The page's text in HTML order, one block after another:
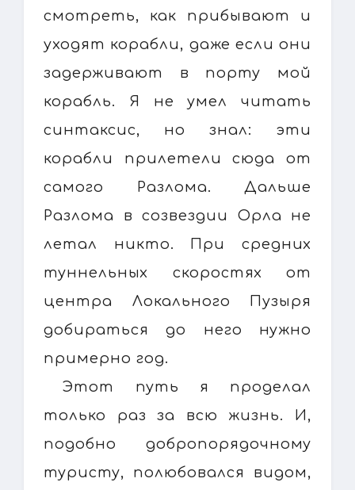
смотреть, как прибывают и
уходят корабли, даже если они
задерживают в порту мой
корабль. Я не умел читать
синтаксис, но знал: эти
корабли прилетели сюда от
самого Разлома. Дальше
Разлома в созвездии Орла не
летал никто. При средних
туннельных скоростях от
центра Локального Пузыря
добираться до него нужно
примерно год.
Этот путь я проделал
только раз за всю жизнь. И,
подобно добропорядочному
туристу, полюбовался видом,